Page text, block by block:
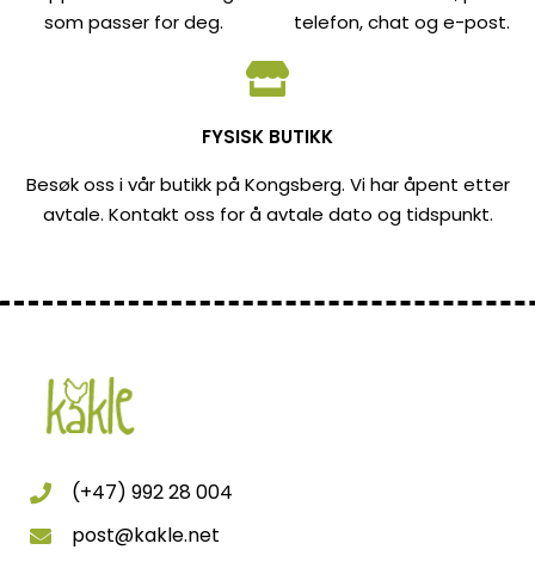
som passer for deg.
telefon, chat og e-post.
FYSISK BUTIKK
Besøk oss i vår butikk på Kongsberg. Vi har åpent etter
avtale. Kontakt oss for å avtale dato og tidspunkt.
(+47) 992 28 004
post@kakle.net